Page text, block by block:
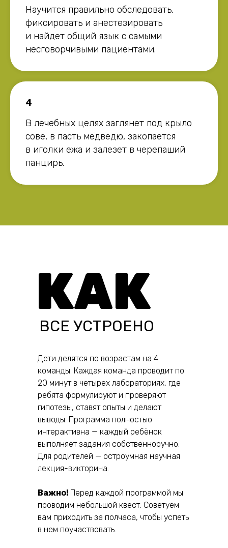
Научится правильно обследовать,
фиксировать и анестезировать
и найдет общий язык с самыми
несговорчивыми пациентами.
4
В лечебных целях заглянет под крыло
сове, в пасть медведю, закопается
в иголки ежа и залезет в черепаший
панцирь.
КАК
ВСЕ УСТРОЕНО
Дети делятся по возрастам на 4
команды. Каждая команда проводит по
20 минут в четырех лабораториях, где
ребята формулируют и проверяют
гипотезы, ставят опыты и делают
выводы. Программа полностью
интерактивна — каждый ребёнок
выполняет задания собственноручно.
Для родителей — остроумная научная
лекция-викторина.
Важно! Перед каждой программой мы
проводим небольшой квест. Советуем
вам приходить за полчаса, чтобы успеть
в нем поучаствовать.